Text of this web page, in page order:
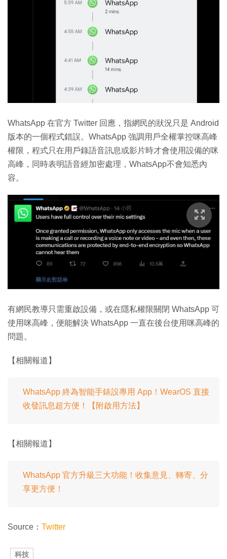
WhatsApp 在官方 Twitter 回應，指網民的狀況只是 Android
版本的一個程式錯誤。WhatsApp 強調用戶全權掌控咪高峰
權限，程式只在用戶錄語音訊息或影片時才會使用設備的咪
高峰，同時表明語音經加密處理，WhatsApp不會知悉內
容。
有網民教導只需重啟設備，或在隱私權限關閉 WhatsApp 可
使用咪高峰，便能解決 WhatsApp 一直在後台使用咪高峰的
問題。
【相關報道】
WhatsApp 終為智能手錶設專用 App！WearOS 直接
收發訊息超方便！【附啟用方法】
【相關報道】
WhatsApp 官方升級三大功能！收集意見、轉寄、分
享更方便！
Source： Twitter
科技